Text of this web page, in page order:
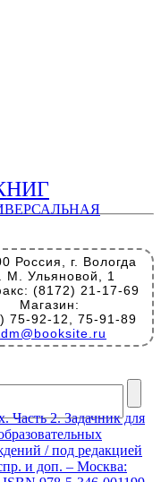
Россия, г. Вологда
М. Ульяновой, 1
(8172) 21-17-69
Магазин:
75-92-12, 75-91-89
Часть 2. Задачник для
/ под редакцией
и доп. – Москва: